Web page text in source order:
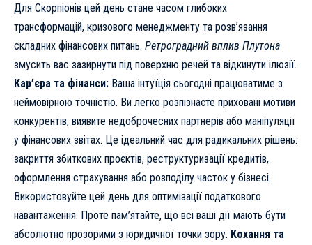
Для Скорпіонів цей день стане часом глибоких
трансформацій, кризового менеджменту та розв’язання
складних фінансових питань. Ретроградний вплив Плутона
змусить вас зазирнути під поверхню речей та відкинути ілюзії.
Кар’єра та фінанси: Ваша інтуїція сьогодні працюватиме з
неймовірною точністю. Ви легко розпізнаєте приховані мотиви
конкурентів, виявите недоброчесних партнерів або маніпуляції
у фінансових звітах. Це ідеальний час для радикальних рішень:
закриття збиткових проєктів, реструктуризації кредитів,
оформлення страхування або розподілу часток у бізнесі.
Використовуйте цей день для оптимізації податкового
навантаження. Проте пам’ятайте, що всі ваші дії мають бути
абсолютно прозорими з юридичної точки зору. Кохання та